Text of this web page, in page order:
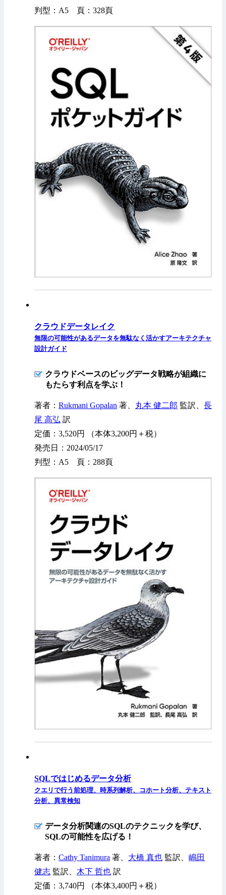
判型：A5 頁：328頁
クラウドデータレイク
無限の可能性があるデータを無駄なく活かすアーキテクチャ
設計ガイド
クラウドベースのビッグデータ戦略が組織に
もたらす利点を学ぶ！
著者： Rukmani Gopalan 著、 丸本 健二郎 監訳、 長
尾 高弘 訳
定価：3,520円 （本体3,200円＋税）
発売日：2024/05/17
判型：A5 頁：288頁
SQLではじめるデータ分析
クエリで行う前処理、時系列解析、コホート分析、テキスト
分析、異常検知
データ分析関連のSQLのテクニックを学び、
SQLの可能性を広げる！
著者： Cathy Tanimura 著、 大橋 真也 監訳、 嶋田
健志 監訳、 木下 哲也 訳
定価：3,740円 （本体3,400円＋税）